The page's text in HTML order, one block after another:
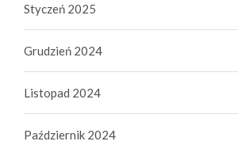
Styczeń 2025
Grudzień 2024
Listopad 2024
Październik 2024